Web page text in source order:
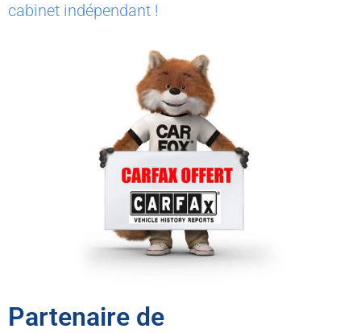
cabinet indépendant !
Partenaire de